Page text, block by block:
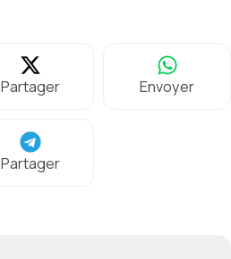
Partager Envoyer
Partager